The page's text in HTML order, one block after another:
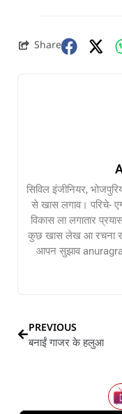
Share
सिविल इंजीनियर,
से खास लगाव। परिचे-
विकास ला लगातार
कुछ खास लेख आ रचना
आपन सुझाव
PREVIOUS
बनाईं गाजर के हलुआ